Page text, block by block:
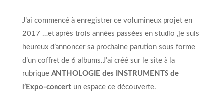
J’ai commencé à enregistrer ce volumineux projet en
2017 …et après trois années passées en studio ,je suis
heureux d’annoncer sa prochaine parution sous forme
d’un coffret de 6 albums.J’ai créé sur le site à la
rubrique ANTHOLOGIE des INSTRUMENTS de
l’Expo-concertun espace de découverte.